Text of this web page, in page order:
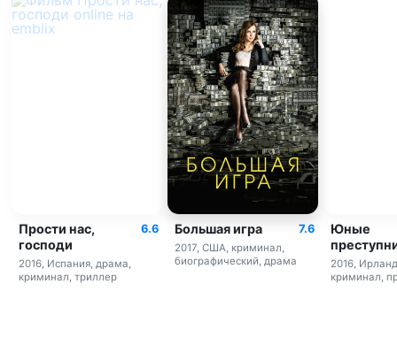
6.6
Прости нас,
господи
2016, Испания, драма,
криминал, триллер
7.6
Большая игра
2017, США, криминал,
биографический, драма
Юные
2016,
криминал,